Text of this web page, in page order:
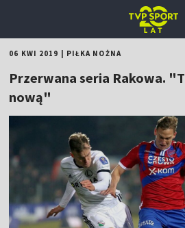
06 KWI 2019 PIŁKA NOŻNA
Przerwana seria Rakowa.
nową"